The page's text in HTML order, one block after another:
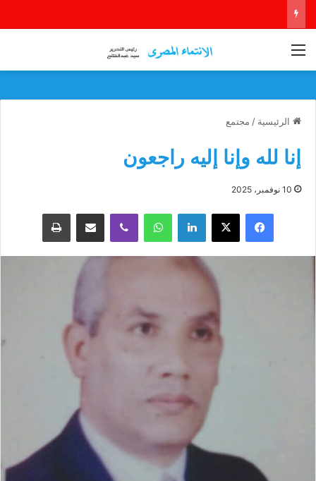
القائمة
الرئيسية / مجتمع
إنا لله وإنا إليه راجعون
10 نوفمبر، 2025
فيسبوك ‫X لينكدإن واتساب ڤايبر مشاركة عبر البريد طباعة